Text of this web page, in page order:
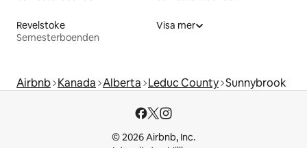
Revelstoke
Semesterboenden
Visa mer
Airbnb Kanada Alberta Leduc County Sunnybrook
© 2026 Airbnb, Inc.